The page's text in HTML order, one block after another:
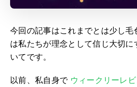
今回の記事はこれまでとは少し
は私たちが理念として信じ大切
いてです。
以前、私自身で ウィークリーレ